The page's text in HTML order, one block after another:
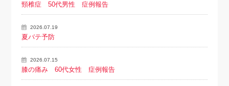
頸椎症 50代男性 症例報告
2026.07.19
夏バテ予防
2026.07.15
膝の痛み 60代女性 症例報告